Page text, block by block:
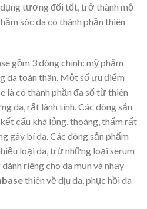
tương đối tốt, trở thành mộ
sóc da có thành phần thiên
gồm 3 dòng chính: mỹ phẩm
da toàn thân. Một số ưu điểm
là có thành phần đa số từ thiên
da, rất lành tính. Các dòng sản
cấu khá lỏng, thoáng, thấm rất
gây bí da. Các dòng sản phẩm
loại da, trừ những loại serum
riêng cho da mụn và nhạy
thiên về dịu da, phục hồi da